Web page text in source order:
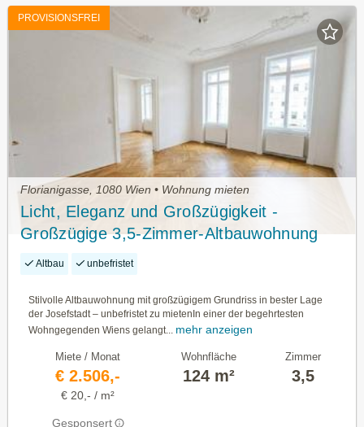
PROVISIONSFREI
Florianigasse, 1080 Wien • Wohnung mieten
Licht, Eleganz und Großzügigkeit -
Großzügige 3,5-Zimmer-Altbauwohnung
mit Fischgrätparkett und Stuck in Bestlage
Altbau unbefristet
Stilvolle Altbauwohnung mit großzügigem Grundriss in bester Lage
der Josefstadt – unbefristet zu mietenIn einer der begehrtesten
Wohngegenden Wiens gelangt... mehr anzeigen
Miete / Monat
€ 2.506,-
€ 20,- / m²
Gesponsert
Wohnfläche
124 m²
Zimmer
3,5